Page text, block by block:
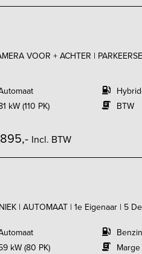
VOOR + ACHTER |
kW (110 PK)
BTW
Incl. BTW
| AUTOMAAT | 1e Eigenaar | 5
kW (80 PK)
Marge